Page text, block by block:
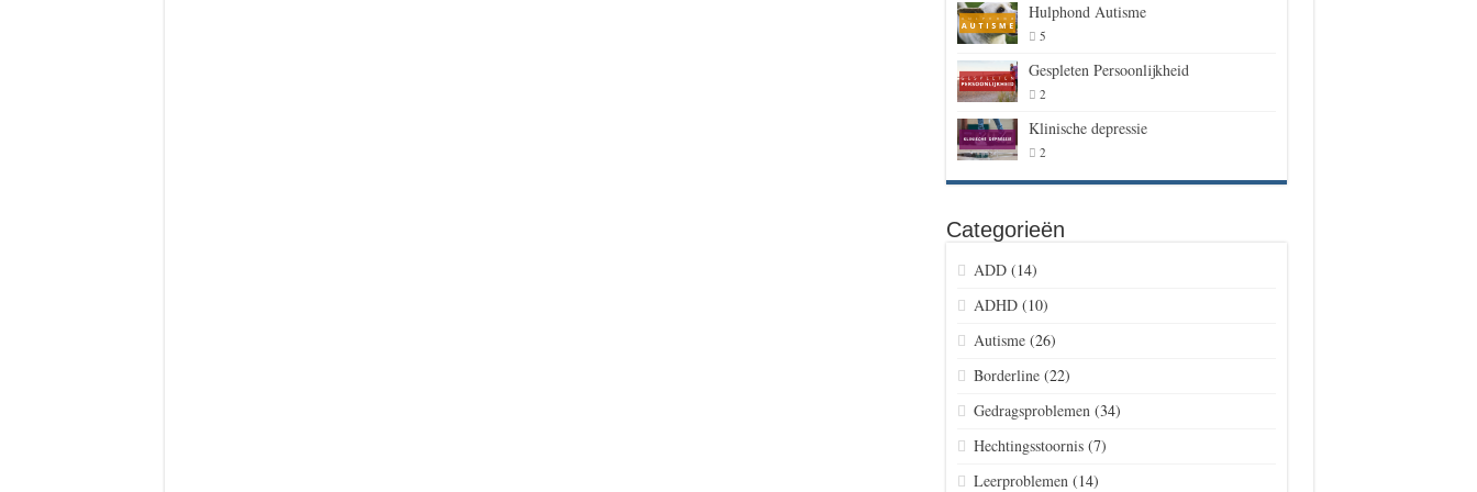
Hulphond Autisme
5
Gespleten Persoonlijkheid
2
Klinische depressie
2
Categorieën
ADD(14)
ADHD(10)
Autisme(26)
Borderline(22)
Gedragsproblemen(34)
Hechtingsstoornis(7)
Leerproblemen(14)